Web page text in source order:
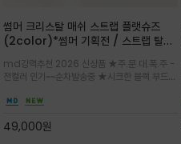
썸머 크리스탈 매쉬 스트랩 플랫슈즈
(2color)*썸머 기획전 / 스트랩 탈착
세한 메쉬 짜임 위로 은은하게 반짝이는
크리스탈 디테일을 더한 플랫슈즈
md강력추천 2026 신상품 ★주.문.대.폭.주 -
전컬러 인기~~순차발송중 ★시크한 블랙 부드러
하게 좋으며 가볍고 시원해 데일리 만능 아이템 /
49,000원